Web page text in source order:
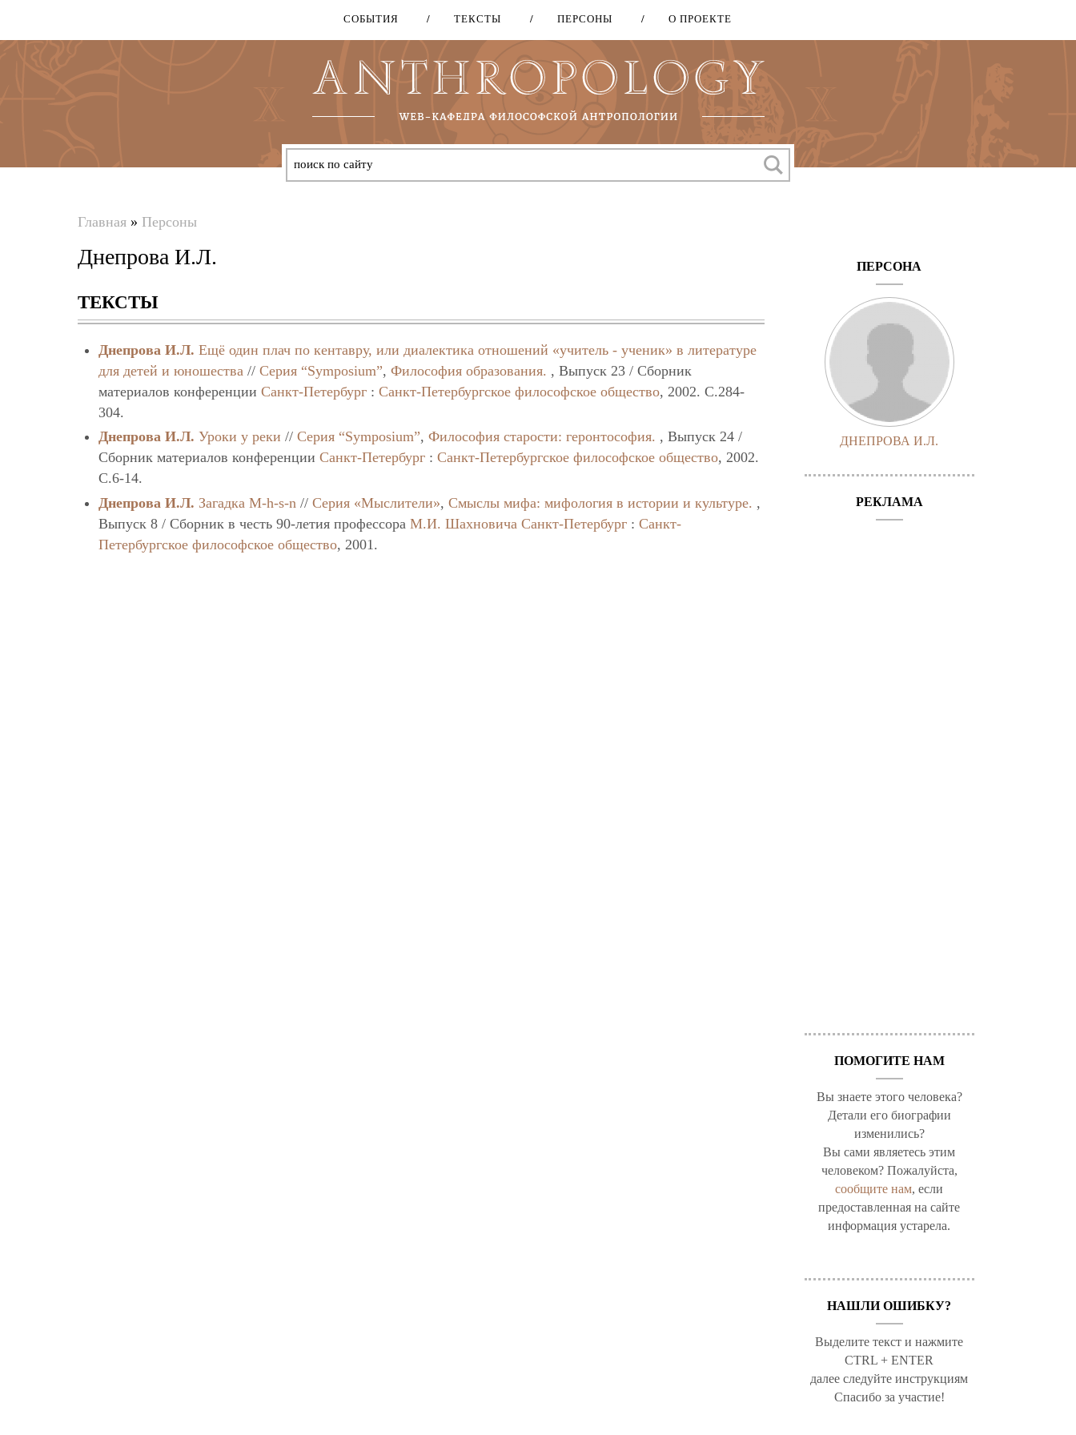
Перейти
основному
содержанию
СОБЫТИЯ ТЕКСТЫ ПЕРСОНЫ О ПРОЕКТЕ
здесь
Главная » Персоны
Днепрова И.Л.
ТЕКСТЫ
Днепрова И.Л. Ещё один плач по кентавру, или диалектика отношений «учитель - ученик» в литературе
для детей и юношества //Серия “Symposium”,Философия образования. , Выпуск 23 / Сборник
материалов конференцииСанкт-Петербург :Санкт-Петербургское философское общество, 2002. C.284-
304.
Днепрова И.Л. Уроки у реки //Серия “Symposium”,Философия старости: геронтософия. , Выпуск 24 /
Сборник материалов конференцииСанкт-Петербург :Санкт-Петербургское философское общество, 2002.
C.6-14.
Днепрова И.Л. Загадка М-h-s-n //Серия «Мыслители»,Смыслы мифа: мифология в истории и культуре. ,
Выпуск 8 / Сборник в честь 90-летия профессораМ.И. Шахновича Санкт-Петербург :Санкт-
Петербургское философское общество, 2001.
ПЕРСОНА
ДНЕПРОВА И.Л.
РЕКЛАМА
ПОМОГИТЕ НАМ
Вы знаете этого человека?
Детали его биографии
изменились?
Вы сами являетесь этим
человеком? Пожалуйста,
сообщите нам, если
предоставленная на сайте
информация устарела.
НАШЛИ ОШИБКУ?
Выделите текст и нажмите
CTRL + ENTER
далее следуйте инструкциям
Спасибо за участие!